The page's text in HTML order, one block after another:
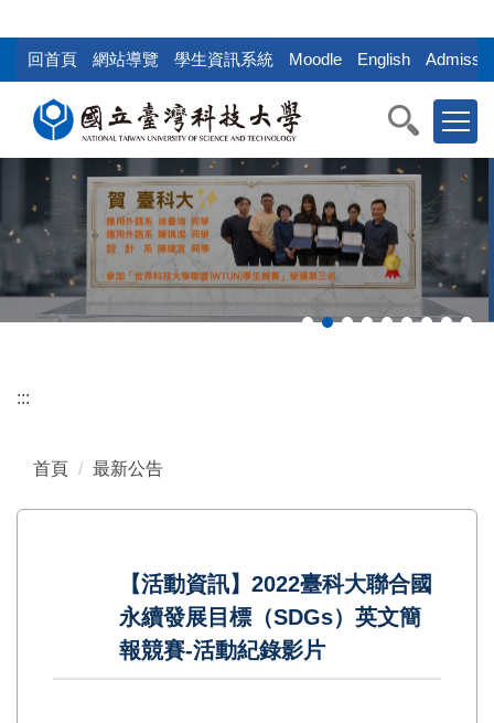
到
回首頁 網站導覽 學生資訊系統 Moodle English
:::
首頁 最新公告
【活動資訊】2022臺科大聯合國
永續發展目標（SDGs）英文簡
報競賽-活動紀錄影片